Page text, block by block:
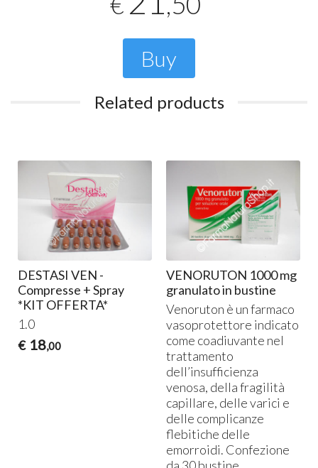
Buy
Related products
DESTASI VEN -
Compresse + Spray
*KIT OFFERTA*
1.0
€ 18,00
VENORUTON 1000 mg
granulato in bustine
Venoruton è un farmaco
vasoprotettore indicato
come coadiuvante nel
trattamento
dell’insufficienza
venosa, della fragilità
capillare, delle varici e
delle complicanze
flebitiche delle
emorroidi. Confezione